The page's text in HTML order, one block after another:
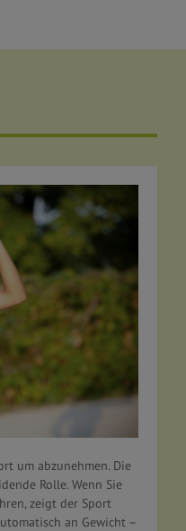
um abzunehmen. Die
Rolle. Wenn Sie
zeigt der Sport
an Gewicht –